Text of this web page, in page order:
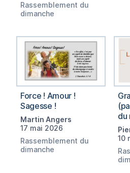
Rassemblement du
dimanche
Force ! Amour !
Sagesse !
Martin Angers
17 mai 2026
Rassemblement du
dimanche
du
10